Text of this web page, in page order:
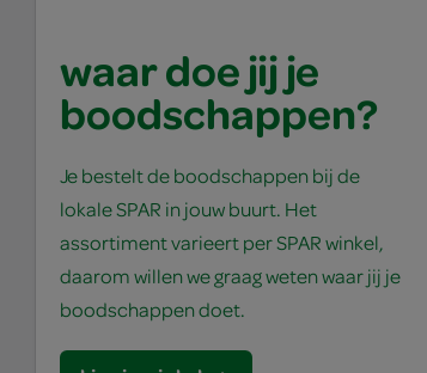
waar doe jij je
boodschappen?
Je bestelt de boodschappen bij de
lokale SPAR in jouw buurt. Het
assortiment varieert per SPAR winkel,
daarom willen we graag weten waar jij je
boodschappen doet.